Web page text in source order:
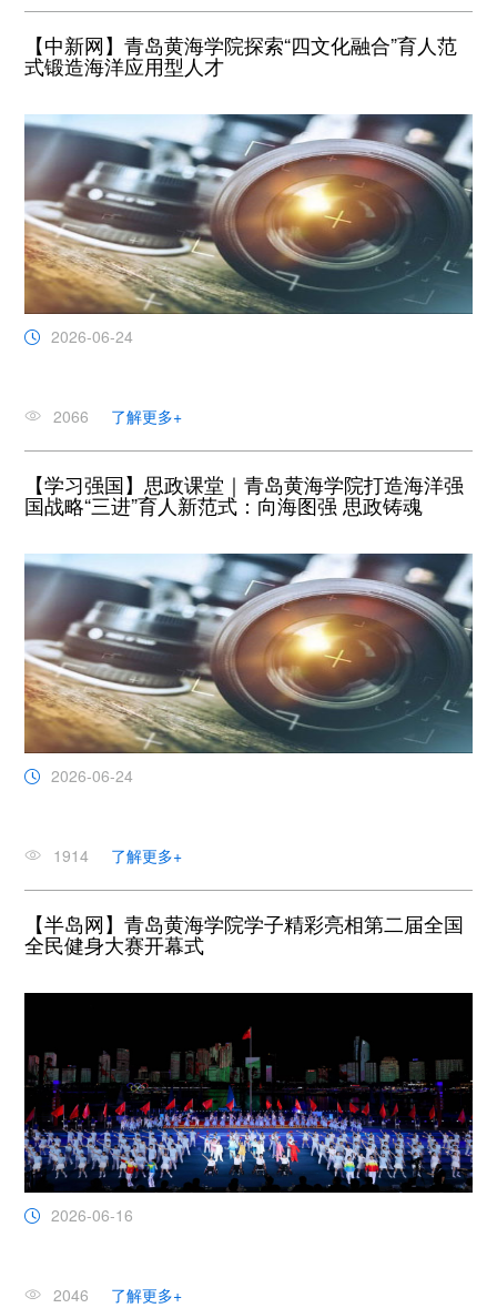
【中新网】青岛黄海学院探索“四文化融合”育人范
式锻造海洋应用型人才
2026-06-24
2066 了解更多+
【学习强国】思政课堂｜青岛黄海学院打造海洋强
国战略“三进”育人新范式：向海图强 思政铸魂
2026-06-24
1914 了解更多+
【半岛网】青岛黄海学院学子精彩亮相第二届全国
全民健身大赛开幕式
2026-06-16
2046 了解更多+